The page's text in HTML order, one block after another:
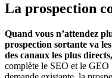
La prospection
Quand vous n’attendez
prospection sortante va
des canaux les plus
complète le SEO et le GEO